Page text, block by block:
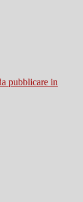
pubblicare in